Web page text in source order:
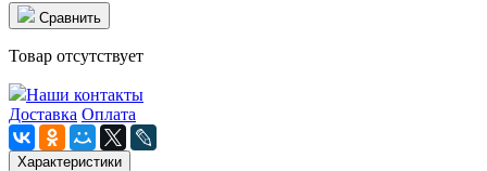
Cравнить
Товар отсутствует
Наши контакты
Доставка Оплата
Характеристики